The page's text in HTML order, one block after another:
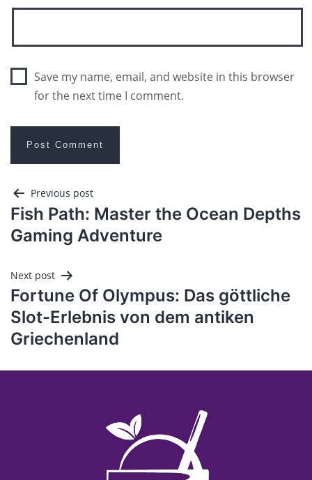
Save my name, email, and website in this browser
for the next time I comment.
Previous post
Fish Path: Master the Ocean Depths
Gaming Adventure
Next post
Fortune Of Olympus: Das göttliche
Slot-Erlebnis von dem antiken
Griechenland